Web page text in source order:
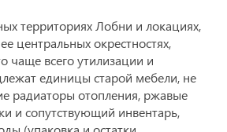
территориях Лобни и локациях,
центральных окрестностях,
чаще всего утилизации и
единицы старой мебели, не
радиаторы отопления, ржавые
и сопутствующий инвентарь,